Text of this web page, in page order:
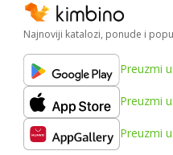
Najnoviji katalozi, ponude i
Preuzmi u
Preuzmi u
Preuzmi u